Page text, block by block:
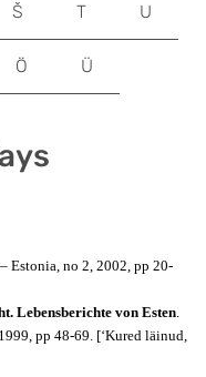
Estonia, no 2, 2002, pp 20-
Lebensberichte von Esten.
pp 48-69. [‘Kured läinud,
Š T U
Ö Ü